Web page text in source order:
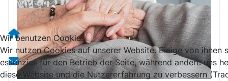
Wir benutzen Cookies
Wir nutzen Cookies auf unserer Website. Einige von ihnen
essenziell für den Betrieb der Seite, während andere uns
diese Website und die Nutzererfahrung zu verbessern